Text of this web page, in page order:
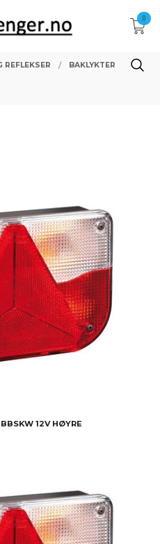
0
REFLEKSER BAKLYKTER
12V HØYRE